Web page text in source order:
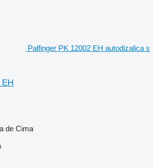
Palfinger PK 12002 EH autodizalica s
de Cima